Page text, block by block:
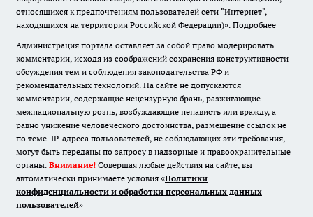
относящихся к предпочтениям пользователей сети "Интернет",
находящихся на территории Российской Федерации)». Подробнее
Администрация портала оставляет за собой право модерировать
комментарии, исходя из соображений сохранения конструктивности
обсуждения тем и соблюдения законодательства РФ и
рекомендательных технологий. На сайте не допускаются
комментарии, содержащие нецензурную брань, разжигающие
межнациональную рознь, возбуждающие ненависть или вражду, а
равно унижение человеческого достоинства, размещение ссылок не
по теме. IP-адреса пользователей, не соблюдающих эти требования,
могут быть переданы по запросу в надзорные и правоохранительные
органы. Внимание! Совершая любые действия на сайте, вы
автоматически принимаете условия «Политики
конфиденциальности и обработки персональных данных
пользователей»